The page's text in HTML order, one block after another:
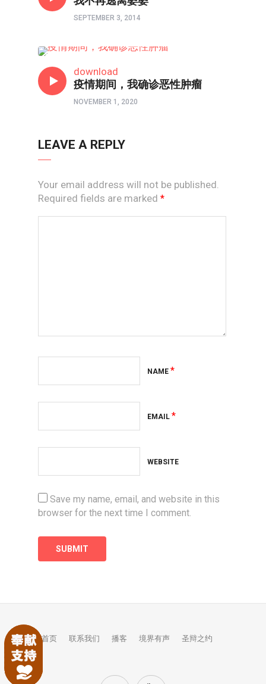
SEPTEMBER 3, 2014
download
疫情期间，我确诊恶性肿瘤
NOVEMBER 1, 2020
LEAVE A REPLY
Your email address will not be published.
Required fields are marked *
NAME *
EMAIL *
WEBSITE
Save my name, email, and website in this
browser for the next time I comment.
首页 联系我们 播客 境界有声 圣辩之约